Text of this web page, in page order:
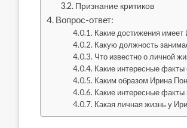
Признание критиков
Вопрос-ответ:
Какие достижения имеет
Какую должность
Что известно о личной
Какие интересные факты
Каким образом Ирина
Какие интересные
Какая личная жизнь у